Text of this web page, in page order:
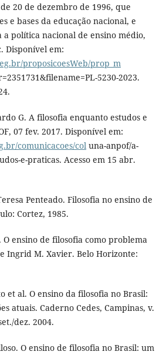
20 de dezembro de 1996, que
e bases da educação nacional, e
política nacional de ensino médio,
Disponível em:
proposicoesWeb/prop_m
5230-2023.
G. A filosofia enquanto estudos e
07 fev. 2017. Disponível em:
comunicacoes/col una-anpof/a-
e-praticas. Acesso em 15 abr.
Penteado. Filosofia no ensino de
Cortez, 1985.
O ensino de filosofia como problema
Ingrid M. Xavier. Belo Horizonte:
et al. O ensino da filosofia no Brasil:
atuais. Caderno Cedes, Campinas, v.
dez. 2004.
O ensino de filosofia no Brasil: um